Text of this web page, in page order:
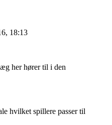
18:13
her hører til i den
hvilket spillere passer til